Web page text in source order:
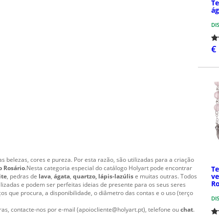
cores e pureza. Por esta razão, são utilizadas para a criação
Rosário.Nesta categoria especial do catálogo Holyart pode encontrar
, pedras de lava, ágata, quartzo, lápis-lazúlise muitas outras. Todos
e podem ser perfeitas ideias de presente para os seus seres
que procura, a disponibilidade, o diâmetro das contas e o uso (terço
contacte-nos por e-mail (apoiocliente@holyart.pt), telefone ouchat.
€